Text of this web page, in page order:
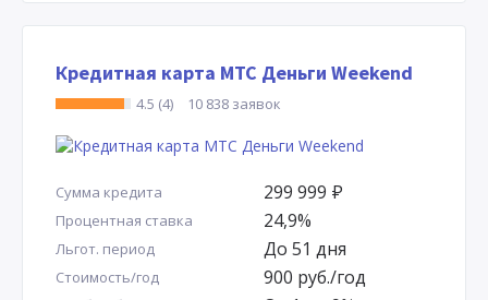
Кредитная карта МТС Деньги Weekend
4.5 (4) 10 838 заявок
Сумма кредита 299 999 Р
Процентная ставка 24,9%
Льгот. период До 51 дня
Стоимость/год 900 руб./год